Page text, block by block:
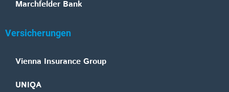
Marchfelder Bank
Versicherungen
Vienna Insurance Group
UNIQA